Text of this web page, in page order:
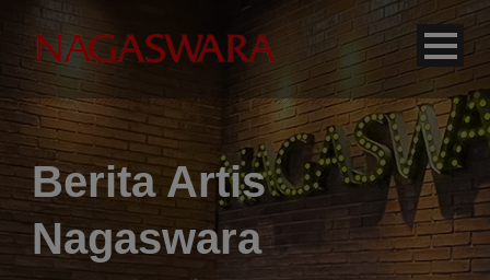
Berita Artis
Nagaswara
modal-check